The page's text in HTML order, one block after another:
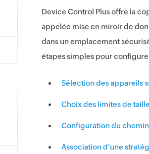
Device Control Plus offre la
appelée mise en miroir de
dans un emplacement
étapes simples pour
Sélection des appareils
Choix des limites de
Configuration du
Association d’une